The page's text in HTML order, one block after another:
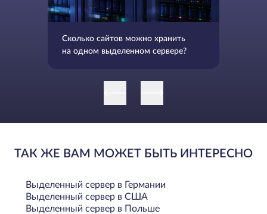
Сколько сайтов можно хранить
на одном выделенном сервере?
ТАК ЖЕ ВАМ МОЖЕТ БЫТЬ ИНТЕРЕСНО
Выделенный сервер в Германии
Выделенный сервер в США
Выделенный сервер в Польше